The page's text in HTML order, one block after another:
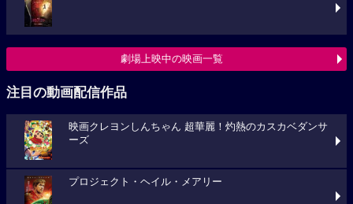
劇場上映中の映画一覧
注目の動画配信作品
映画クレヨンしんちゃん 超華麗！灼熱のカスカベダンサ
ーズ
プロジェクト・ヘイル・メアリー